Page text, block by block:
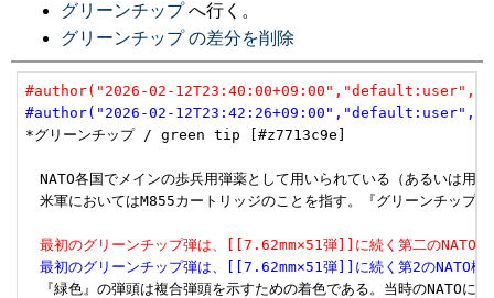
グリーンチップへ行く。
グリーンチップ の差分を削除
#author("2026-02-
#author("2026-02-
*グリーンチップ / green tip [#z7713c9e]
NATO各国でメインの歩兵用弾薬として用いられている（あるいは
米軍においてはM855カートリッジのことを指す。『グリーンチップ
最初のグリーンチップ弾は、[[7.62mm×51弾]]に続く第二のNATO
最初のグリーンチップ弾は、[[7.62mm×51弾]]に続く第2のNATO標
『緑色』の弾頭は複合弾頭を示すための着色である。当時のNATO